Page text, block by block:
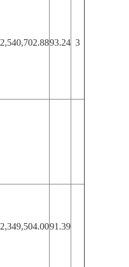
2,540,702.8893.24 3
2,349,504.0091.39